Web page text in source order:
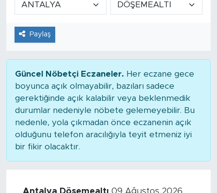
Paylaş
Güncel Nöbetçi Eczaneler. Her eczane gece
boyunca açık olmayabilir, bazıları sadece
gerektiğinde açık kalabilir veya beklenmedik
durumlar nedeniyle nöbete gelemeyebilir. Bu
nedenle, yola çıkmadan önce eczanenin açık
olduğunu telefon aracılığıyla teyit etmeniz iyi
bir fikir olacaktır.
Tarihçe
Resmi İlanlar
Foto Şaka
Politika